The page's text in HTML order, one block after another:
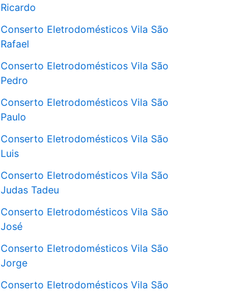
Ricardo
Conserto Eletrodomésticos Vila São
Rafael
Conserto Eletrodomésticos Vila São
Pedro
Conserto Eletrodomésticos Vila São
Paulo
Conserto Eletrodomésticos Vila São
Luis
Conserto Eletrodomésticos Vila São
Judas Tadeu
Conserto Eletrodomésticos Vila São
José
Conserto Eletrodomésticos Vila São
Jorge
Conserto Eletrodomésticos Vila São